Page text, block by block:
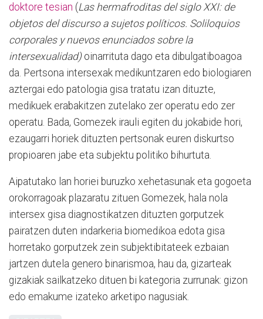
doktore tesian (Las hermafroditas del siglo XXI: de
objetos del discurso a sujetos políticos. Soliloquios
corporales y nuevos enunciados sobre la
intersexualidad) oinarrituta dago eta dibulgatiboagoa
da. Pertsona intersexak medikuntzaren edo biologiaren
aztergai edo patologia gisa tratatu izan dituzte,
medikuek erabakitzen zutelako zer operatu edo zer
operatu. Bada, Gomezek irauli egiten du jokabide hori,
ezaugarri horiek dituzten pertsonak euren diskurtso
propioaren jabe eta subjektu politiko bihurtuta.
Aipatutako lan horiei buruzko xehetasunak eta gogoeta
orokorragoak plazaratu zituen Gomezek, hala nola
intersex gisa diagnostikatzen dituzten gorputzek
pairatzen duten indarkeria biomedikoa edota gisa
horretako gorputzek zein subjektibitateek ezbaian
jartzen dutela genero binarismoa, hau da, gizarteak
gizakiak sailkatzeko dituen bi kategoria zurrunak: gizon
edo emakume izateko arketipo nagusiak.